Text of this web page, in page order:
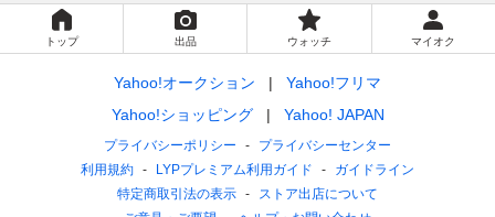
トップ 出品 ウォッチ マイオク
Yahoo!オークション
Yahoo!フリマ
Yahoo!ショッピング
Yahoo! JAPAN
プライバシーポリシー
プライバシーセンター
利用規約
LYPプレミアム利用ガイド
ガイドライン
特定商取引法の表示
ストア出店について